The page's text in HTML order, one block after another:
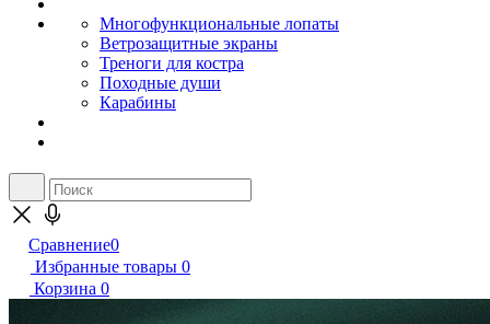
Многофункциональные лопаты
Ветрозащитные экраны
Треноги для костра
Походные души
Карабины
Сравнение0
Избранные товары 0
Корзина 0